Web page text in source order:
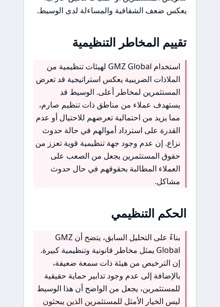
يعكس ضعف الشفافية والمساءلة لدى الوسيط.
تقييم المخاطر التنظيمية
استخدام GMZ Global لهيئات تنظيمية من
الملاذات الضريبية يعكس استراتيجية قد تعرض
المستثمرين لمخاطر أعلى. الوسيط قد
يستهدف عملاء من مناطق ذات تنظيم صارم،
مما يزيد من احتمالية تعرضهم للاحتيال أو عدم
القدرة على استرداد أموالهم في حالة حدوث
نزاع. إن عدم وجود جهة تنظيمية قوية تعزز من
حقوق المستثمرين يجعل من الصعب على
العملاء المطالبة بحقوقهم في حال حدوث
مشاكل.
الحكم التنظيمي
بناءً على التحليل السابق، يتضح أن GMZ
Global يمثل مخاطر قانونية وتنظيمية كبيرة.
إن الترخيص من هيئة ذات سمعة ضعيفة،
بالإضافة إلى عدم وجود تدابير حماية حقيقية
للمستثمرين، يجعل من الواضح أن هذا الوسيط
ليس الخيار الأمثل للمستثمرين الذين يبحثون